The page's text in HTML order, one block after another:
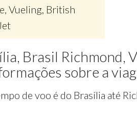
Vueling, British
Brasil Richmond,
sobre a
de voo é do Brasília até